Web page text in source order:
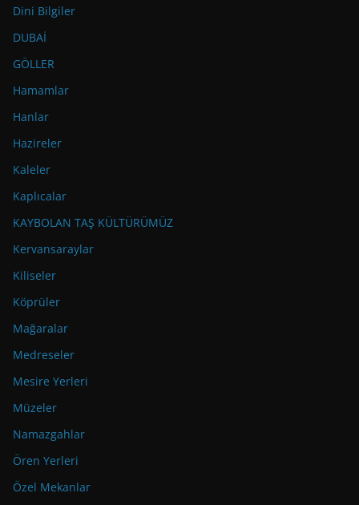
Dini Bilgiler
DUBAİ
GÖLLER
Hamamlar
Hanlar
Hazireler
Kaleler
Kaplıcalar
KAYBOLAN TAŞ KÜLTÜRÜMÜZ
Kervansaraylar
Kiliseler
Köprüler
Mağaralar
Medreseler
Mesire Yerleri
Müzeler
Namazgahlar
Ören Yerleri
Özel Mekanlar